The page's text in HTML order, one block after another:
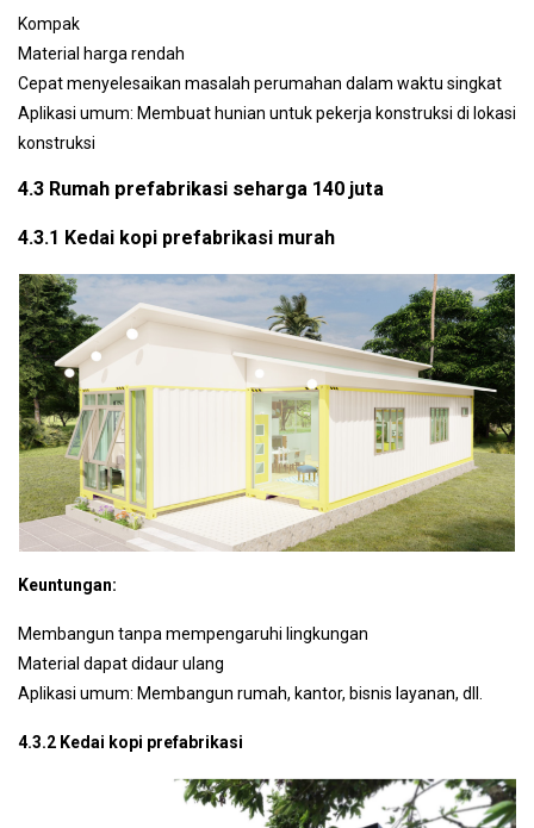
Kompak
Material harga rendah
Cepat menyelesaikan masalah perumahan dalam waktu singkat
Aplikasi umum: Membuat hunian untuk pekerja konstruksi di lokasi
konstruksi
4.3 Rumah prefabrikasi seharga 140 juta
4.3.1 Kedai kopi prefabrikasi murah
Keuntungan:
Membangun tanpa mempengaruhi lingkungan
Material dapat didaur ulang
Aplikasi umum: Membangun rumah, kantor, bisnis layanan, dll.
4.3.2 Kedai kopi prefabrikasi